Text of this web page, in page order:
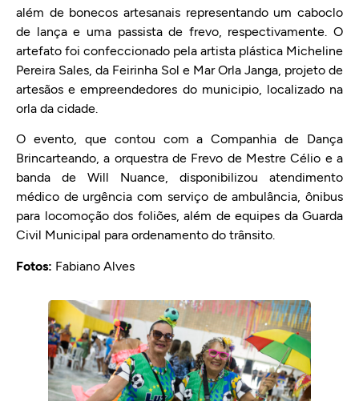
além de bonecos artesanais representando um caboclo
de lança e uma passista de frevo, respectivamente. O
artefato foi confeccionado pela artista plástica Micheline
Pereira Sales, da Feirinha Sol e Mar Orla Janga, projeto de
artesãos e empreendedores do municipio, localizado na
orla da cidade.
O evento, que contou com a Companhia de Dança
Brincarteando, a orquestra de Frevo de Mestre Célio e a
banda de Will Nuance, disponibilizou atendimento
médico de urgência com serviço de ambulância, ônibus
para locomoção dos foliões, além de equipes da Guarda
Civil Municipal para ordenamento do trânsito.
Fotos: Fabiano Alves